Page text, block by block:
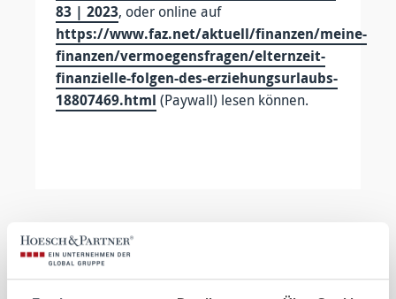
83 | 2023, oder online auf
https://www.faz.net/aktuell/finanzen/meine-
finanzen/vermoegensfragen/elternzeit-
finanzielle-folgen-des-erziehungsurlaubs-
18807469.html (Paywall) lesen können.
Zurück zur Übersicht